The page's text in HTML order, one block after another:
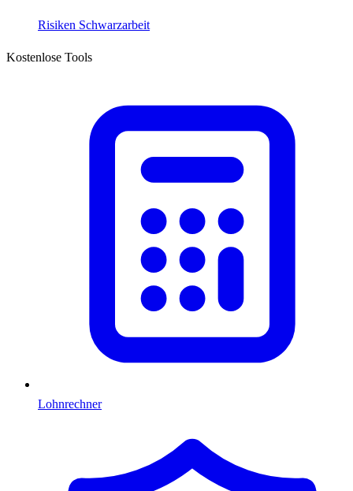
Risiken Schwarzarbeit
Kostenlose Tools
Lohnrechner